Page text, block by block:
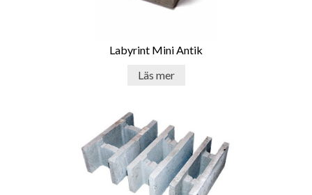
Labyrint Mini Antik
Läs mer